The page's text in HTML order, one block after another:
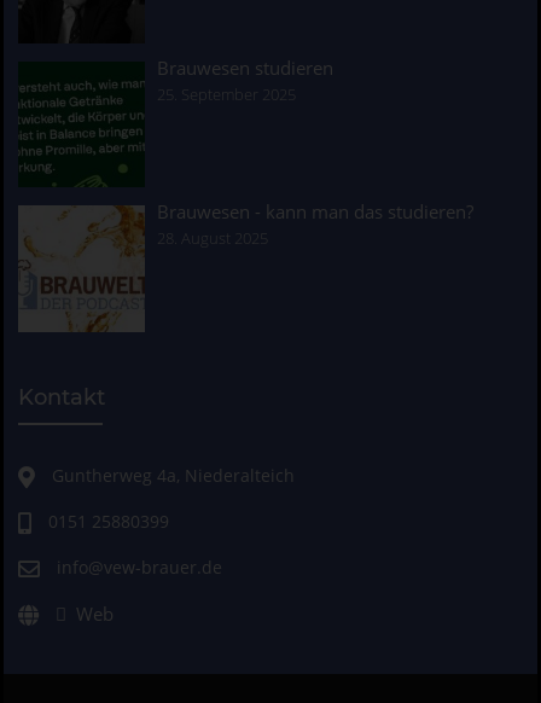
Brauwesen studieren
25. September 2025
Brauwesen - kann man das studieren?
28. August 2025
Kontakt
Guntherweg 4a, Niederalteich
0151 25880399
info@vew-brauer.de
Web